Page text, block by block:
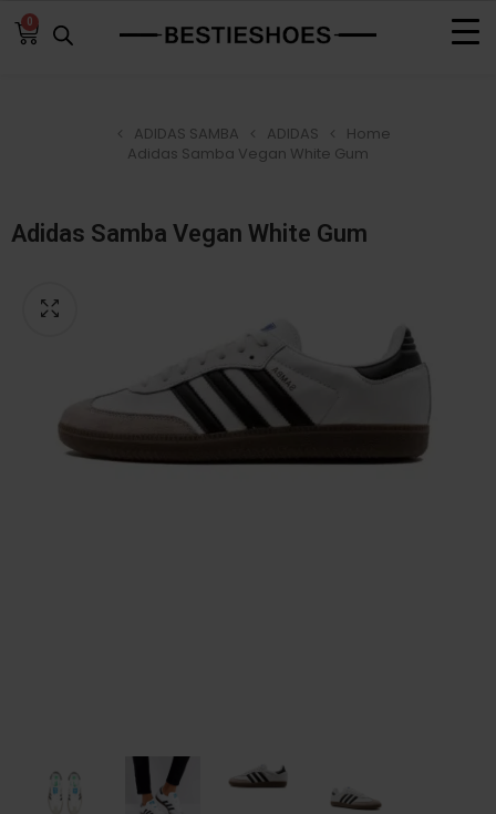
0
Home
ADIDAS
ADIDAS SAMBA
Adidas Samba Vegan White Gum
Adidas Samba Vegan White Gum